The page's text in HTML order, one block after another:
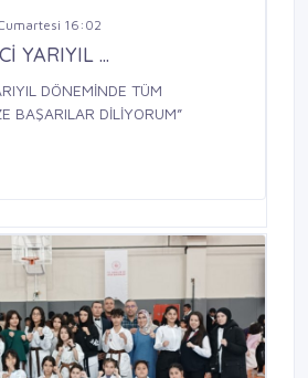
16:02
YARIYIL ...
DÖNEMİNDE TÜM
BAŞARILAR DİLİYORUM”